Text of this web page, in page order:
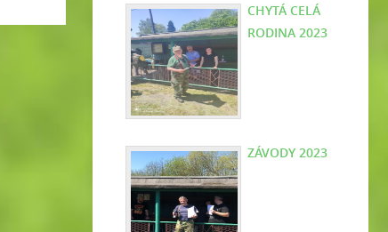
CHYTÁ CELÁ
RODINA 2023
ZÁVODY 2023